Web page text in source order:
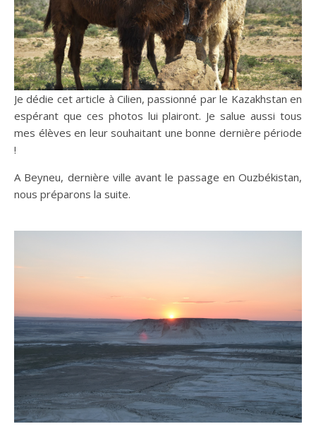
Je dédie cet article à Cilien, passionné par le Kazakhstan en
espérant que ces photos lui plairont. Je salue aussi tous
mes élèves en leur souhaitant une bonne dernière période
!
A Beyneu, dernière ville avant le passage en Ouzbékistan,
nous préparons la suite.